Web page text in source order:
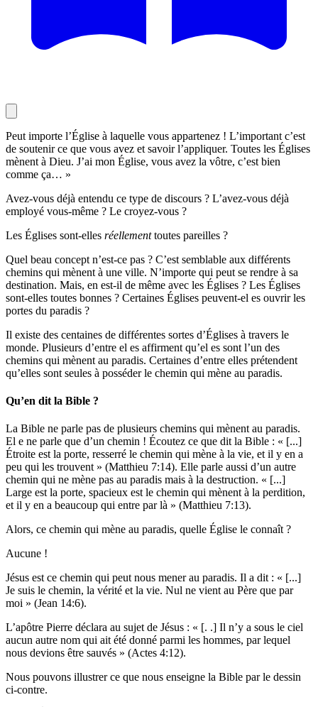
Peut importe l’Église à laquelle vous appartenez ! L’important c’est
de soutenir ce que vous avez et savoir l’appliquer. Toutes les Églises
mènent à Dieu. J’ai mon Église, vous avez la vôtre, c’est bien
comme ça… »
Avez-vous déjà entendu ce type de discours ? L’avez-vous déjà
employé vous-même ? Le croyez-vous ?
Les Églises sont-elles réellementtoutes pareilles ?
Quel beau concept n’est-ce pas ? C’est semblable aux différents
chemins qui mènent à une ville. N’importe qui peut se rendre à sa
destination. Mais, en est-il de même avec les Églises ? Les Églises
sont-elles toutes bonnes ? Certaines Églises peuvent-el es ouvrir les
portes du paradis ?
Il existe des centaines de différentes sortes d’Églises à travers le
monde. Plusieurs d’entre el es affirment qu’el es sont l’un des
chemins qui mènent au paradis. Certaines d’entre elles prétendent
qu’elles sont seules à posséder le chemin qui mène au paradis.
Qu’en dit la Bible ?
La Bible ne parle pas de plusieurs chemins qui mènent au paradis.
El e ne parle que d’un chemin ! Écoutez ce que dit la Bible : « [...]
Étroite est la porte, resserré le chemin qui mène à la vie, et il y en a
peu qui les trouvent » (Matthieu 7:14). Elle parle aussi d’un autre
chemin qui ne mène pas au paradis mais à la destruction. « [...]
Large est la porte, spacieux est le chemin qui mènent à la perdition,
et il y en a beaucoup qui entre par là » (Matthieu 7:13).
Alors, ce chemin qui mène au paradis, quelle Église le connaît ?
Aucune !
Jésus est ce chemin qui peut nous mener au paradis. Il a dit : « [...]
Je suis le chemin, la vérité et la vie. Nul ne vient au Père que par
moi » (Jean 14:6).
L’apôtre Pierre déclara au sujet de Jésus : « [. .] Il n’y a sous le ciel
aucun autre nom qui ait été donné parmi les hommes, par lequel
nous devions être sauvés » (Actes 4:12).
Nous pouvons illustrer ce que nous enseigne la Bible par le dessin
ci-contre.